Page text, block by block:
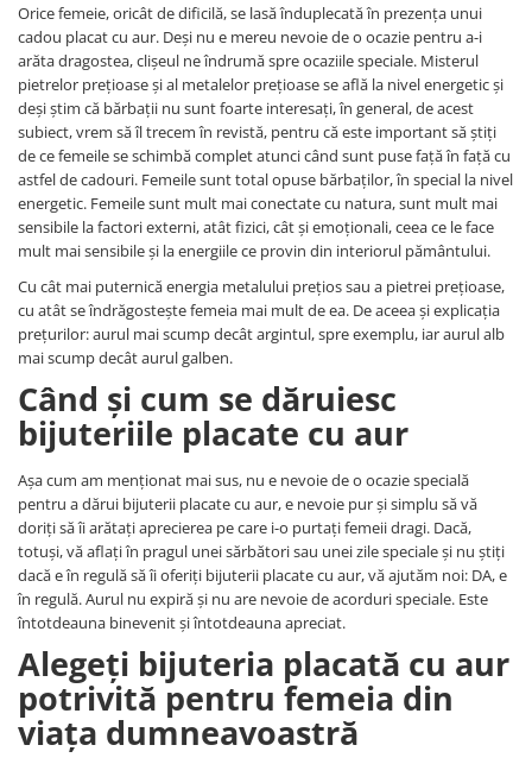
Orice femeie, oricât de dificilă, se lasă înduplecată în prezența unui
cadou placat cu aur. Deși nu e mereu nevoie de o ocazie pentru a-i
arăta dragostea, clișeul ne îndrumă spre ocaziile speciale. Misterul
pietrelor prețioase și al metalelor prețioase se află la nivel energetic și
deși știm că bărbații nu sunt foarte interesați, în general, de acest
subiect, vrem să îl trecem în revistă, pentru că este important să știți
de ce femeile se schimbă complet atunci când sunt puse față în față cu
astfel de cadouri. Femeile sunt total opuse bărbaților, în special la nivel
energetic. Femeile sunt mult mai conectate cu natura, sunt mult mai
sensibile la factori externi, atât fizici, cât și emoționali, ceea ce le face
mult mai sensibile și la energiile ce provin din interiorul pământului.
Cu cât mai puternică energia metalului prețios sau a pietrei prețioase,
cu atât se îndrăgostește femeia mai mult de ea. De aceea și explicația
prețurilor: aurul mai scump decât argintul, spre exemplu, iar aurul alb
mai scump decât aurul galben.
Când și cum se dăruiesc
bijuteriile placate cu aur
Așa cum am menționat mai sus, nu e nevoie de o ocazie specială
pentru a dărui bijuterii placate cu aur, e nevoie pur și simplu să vă
doriți să îi arătați aprecierea pe care i-o purtați femeii dragi. Dacă,
totuși, vă aflați în pragul unei sărbători sau unei zile speciale și nu știți
dacă e în regulă să îi oferiți bijuterii placate cu aur, vă ajutăm noi: DA, e
în regulă. Aurul nu expiră și nu are nevoie de acorduri speciale. Este
întotdeauna binevenit și întotdeauna apreciat.
Alegeți bijuteria placată cu aur
potrivită pentru femeia din
viața dumneavoastră